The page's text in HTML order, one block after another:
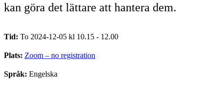
kan göra det lättare att hantera dem.
Tid: To 2024-12-05 kl 10.15 - 12.00
Plats: Zoom – no registration
Språk: Engelska